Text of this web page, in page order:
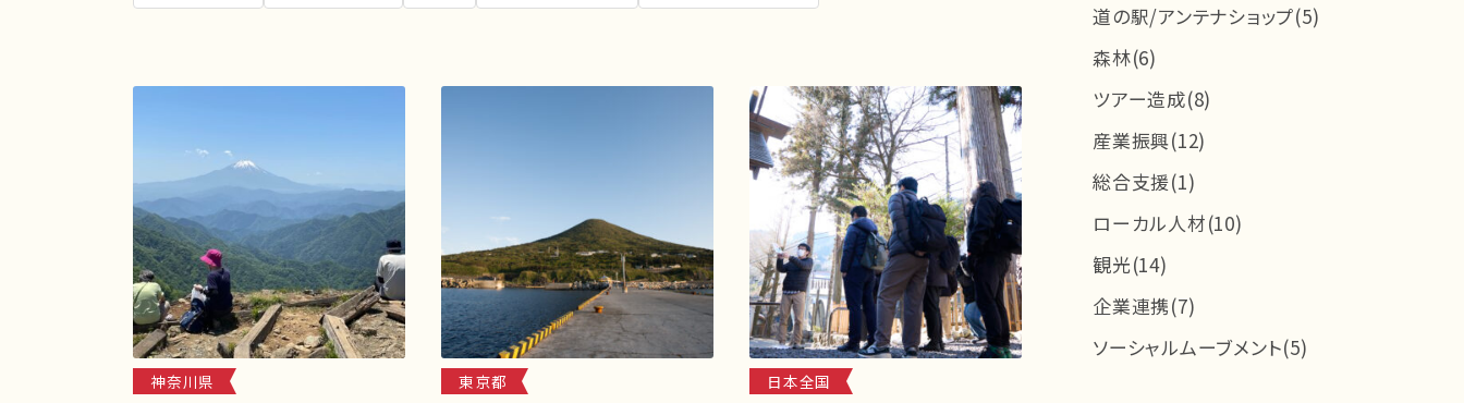
神奈川県 東京都 日本全国
道の駅/アンテナショップ(5)
森林(6)
ツアー造成(8)
産業振興(12)
総合支援(1)
ローカル人材(10)
観光(14)
企業連携(7)
ソーシャルムーブメント(5)